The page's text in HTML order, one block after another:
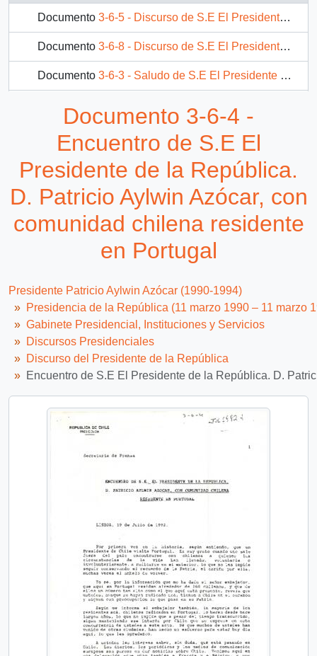
Documento 3-6-5 - Discurso de S.E El Presidente de la República. D. Patricio Aylwin Azócar, al imponersele condecoración portuguesa "Orden de la libertad en el grado de gran collar"
Documento 3-6-8 - Discurso de S.E El Presidente de la República. D. Patricio Aylwin Azócar, ante los miembros de la cámara municipal de Lisboa
Documento 3-6-3 - Saludo de S.E El Presidente de la República. D. Patricio Aylwin Azócar, a su llegada a Portugal
278 más...
Documento 3-6-4 -
Encuentro de S.E El
Presidente de la República.
D. Patricio Aylwin Azócar, con
comunidad chilena residente
en Portugal
Presidente Patricio Aylwin Azócar (1990-1994)
Presidencia de la República (11 marzo 1990 – 11 marzo
Gabinete Presidencial, Instituciones y Servicios
Discursos Presidenciales
Discurso del Presidente de la República
Encuentro de S.E El Presidente de la República. D.